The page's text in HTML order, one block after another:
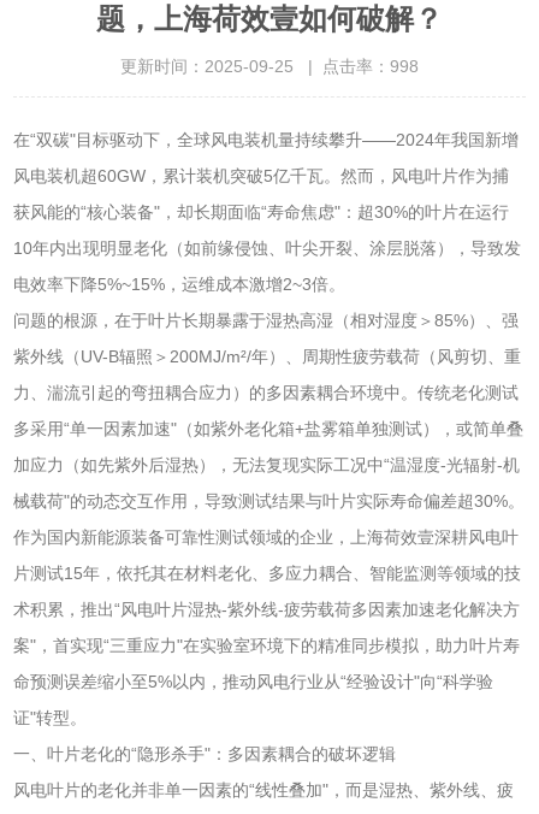
题，上海荷效壹如何破解？
更新时间：2025-09-25 | 点击率：998
在“双碳"目标驱动下，全球风电装机量持续攀升——2024年我国新增
风电装机超60GW，累计装机突破5亿千瓦。然而，风电叶片作为捕
获风能的“核心装备"，却长期面临“寿命焦虑"：超30%的叶片在运行
10年内出现明显老化（如前缘侵蚀、叶尖开裂、涂层脱落），导致发
电效率下降5%~15%，运维成本激增2~3倍。
问题的根源，在于叶片长期暴露于湿热高湿（相对湿度＞85%）、强
紫外线（UV-B辐照＞200MJ/m²/年）、周期性疲劳载荷（风剪切、重
力、湍流引起的弯扭耦合应力）的多因素耦合环境中。传统老化测试
多采用“单一因素加速"（如紫外老化箱+盐雾箱单独测试），或简单叠
加应力（如先紫外后湿热），无法复现实际工况中“温湿度-光辐射-机
械载荷"的动态交互作用，导致测试结果与叶片实际寿命偏差超30%。
作为国内新能源装备可靠性测试领域的企业，上海荷效壹深耕风电叶
片测试15年，依托其在材料老化、多应力耦合、智能监测等领域的技
术积累，推出“风电叶片湿热-紫外线-疲劳载荷多因素加速老化解决方
案"，首实现“三重应力"在实验室环境下的精准同步模拟，助力叶片寿
命预测误差缩小至5%以内，推动风电行业从“经验设计"向“科学验
证"转型。
一、叶片老化的“隐形杀手"：多因素耦合的破坏逻辑
风电叶片的老化并非单一因素的“线性叠加"，而是湿热、紫外线、疲